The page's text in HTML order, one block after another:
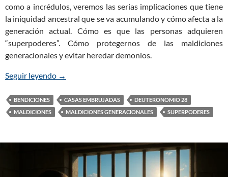
como a incrédulos, veremos las serias implicaciones que tiene
la iniquidad ancestral que se va acumulando y cómo afecta a la
generación actual. Cómo es que las personas adquieren
“superpoderes”. Cómo protegernos de las maldiciones
generacionales y evitar heredar demonios.
Seguir leyendo Las Maldiciones Bíblicas: Las Maldiciones
→
BENDICIONES CASAS EMBRUJADAS
DEUTERONOMIO 28
MALDICIONES
MALDICIONES GENERACIONALES SUPERPODERES